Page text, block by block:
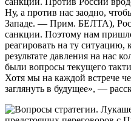
Ну, а против нас заодно,
Западе. — Прим. БЕЛТА),
санкции. Поэтому нам
реагировать на ту ситуацию,
результате давления на нас
были вопросы текущего
Хотя мы на каждой встрече
заглянуть в будущее», —